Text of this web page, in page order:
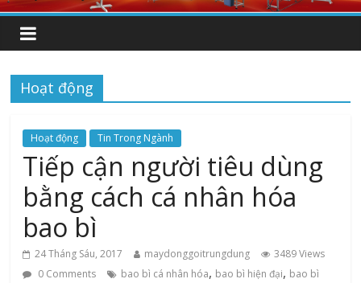
Hoạt động
Hoạt động Tin Trong Ngành
Tiếp cận người tiêu dùng
bằng cách cá nhân hóa
bao bì
24 Tháng Sáu, 2017 maydonggoitrungdung
3489 Views
0 Comments
bao bì cá nhân hóa, bao bì hiện đại, bao bì